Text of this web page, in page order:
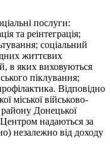
послуги:
та реінтеграція;
соціальний
життєвих
в яких виховуються
піклування;
Відповідно
міської військово-
району Донецької
Центром надаються за
незалежно від доходу